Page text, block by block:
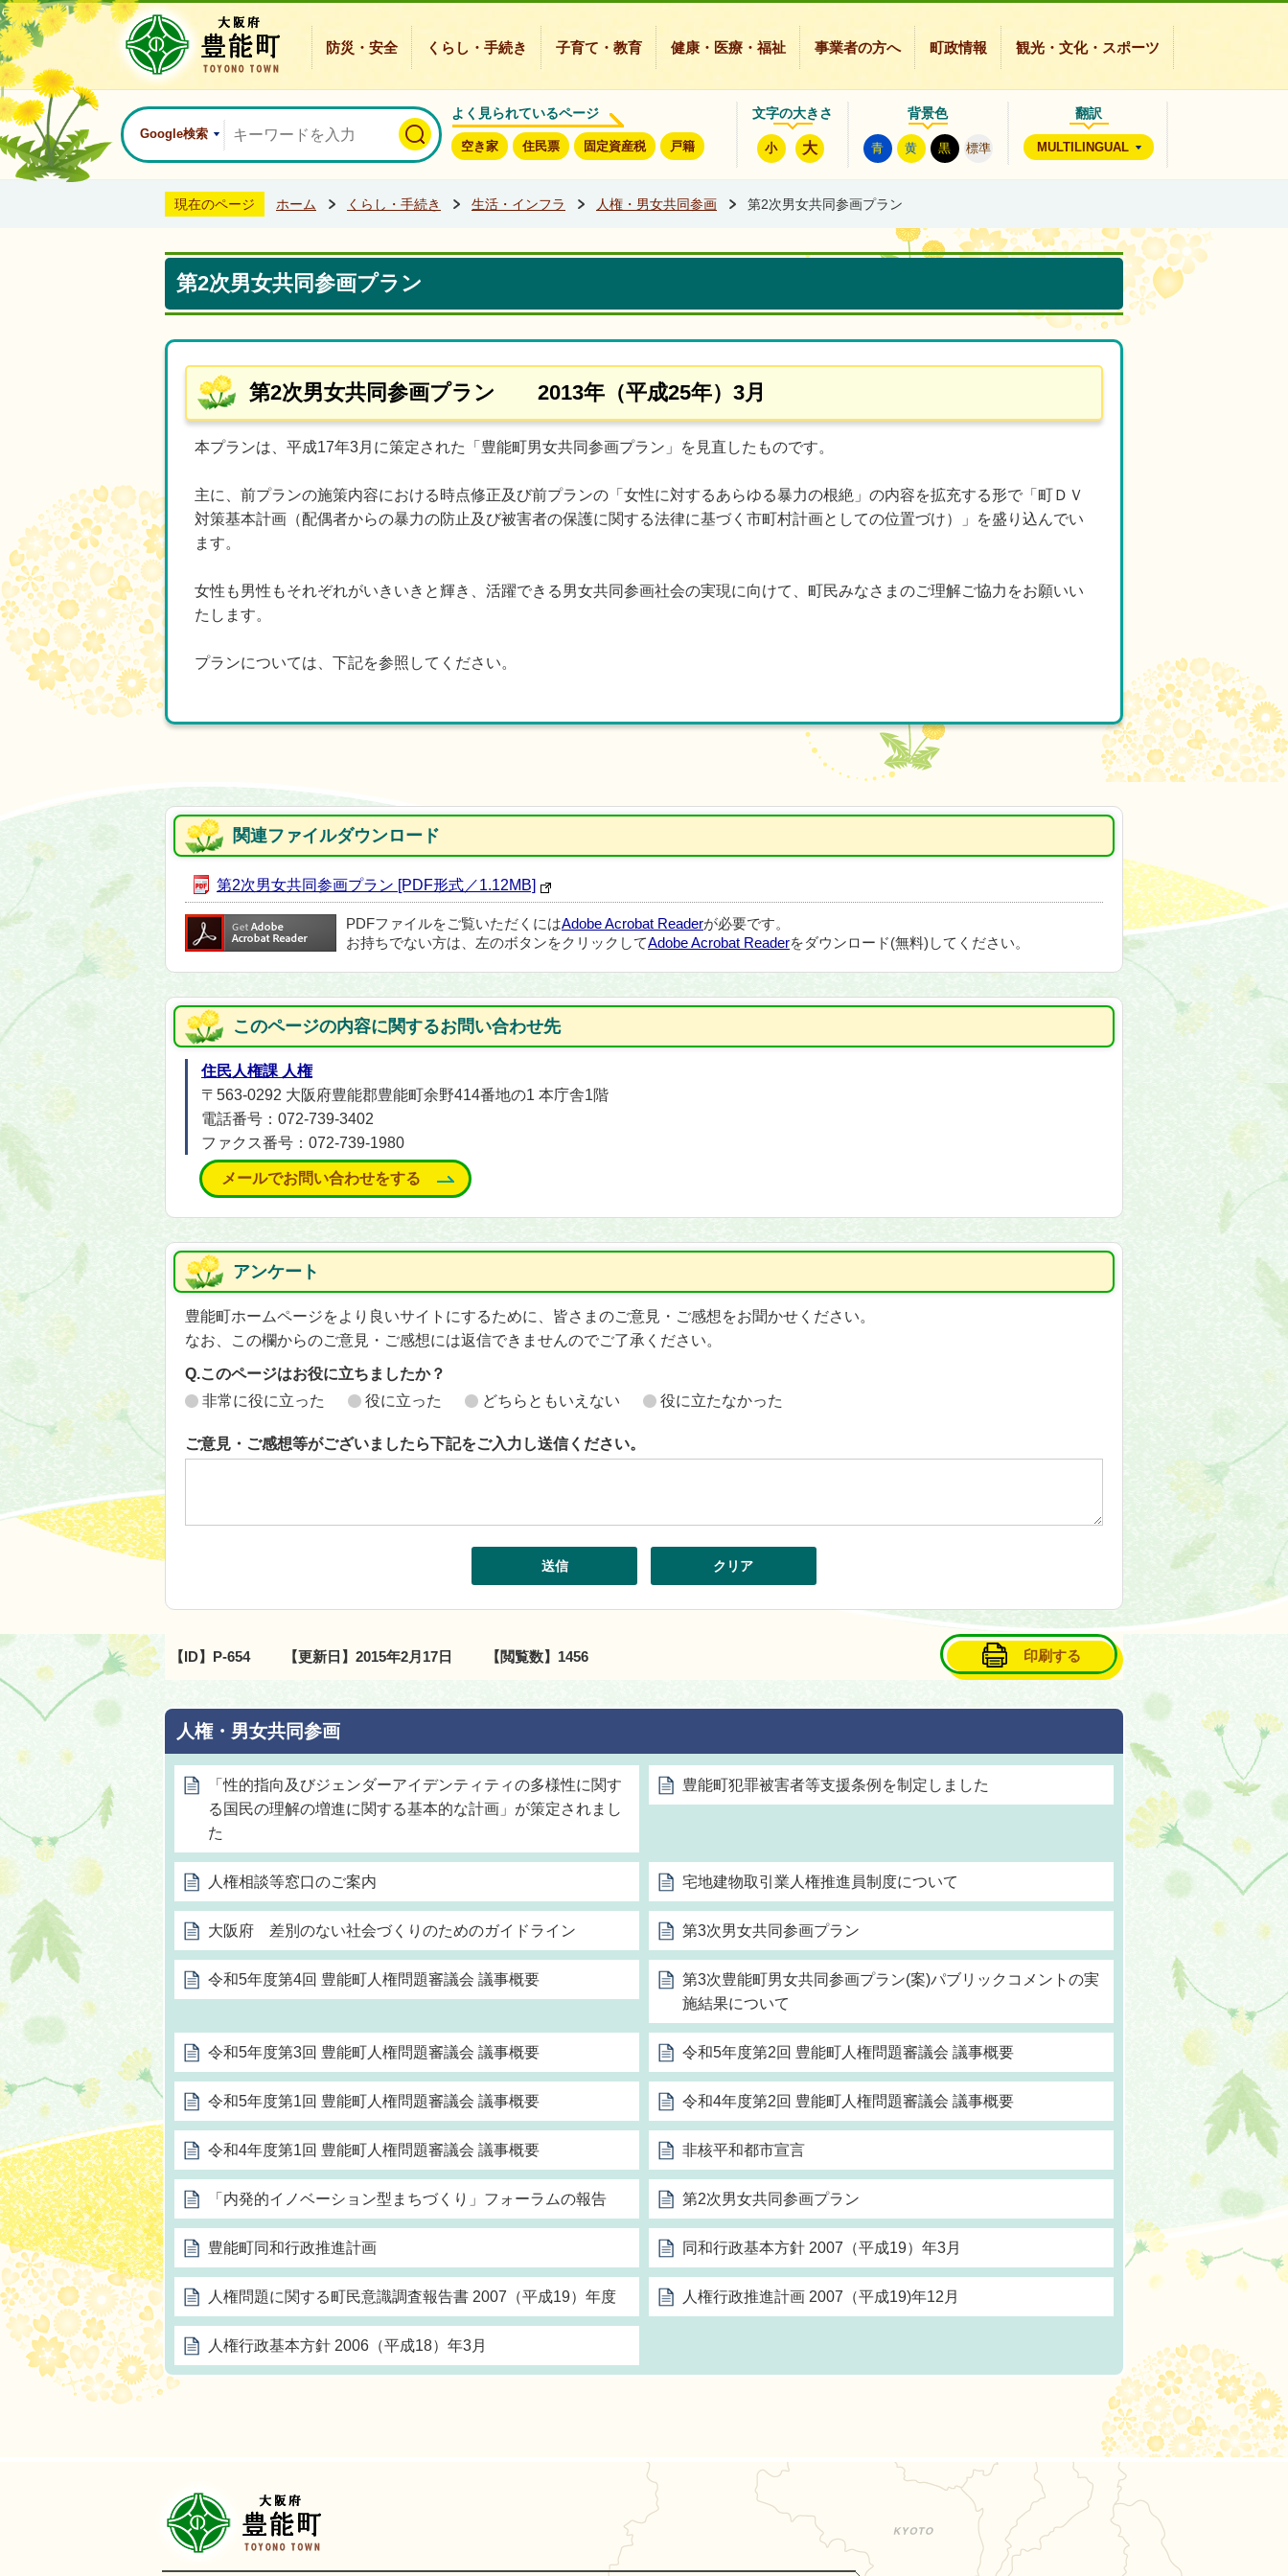
防災・安全 くらし・手続き 子育て・教育 健康・医療・福祉 事業者の方へ 町政情報 観光・文化・スポーツ
Google検索
よく見られているページ
空き家 住民票 固定資産税 戸籍
文字の大きさ
小 大
背景色
青 黄 黒 標準
翻訳
MULTILINGUAL
現在のページ ホーム くらし・手続き 生活・インフラ 人権・男女共同参画 第2次男女共同参画プラン
第2次男女共同参画プラン
第2次男女共同参画プラン 2013年（平成25年）3月
本プランは、平成17年3月に策定された「豊能町男女共同参画プラン」を見直したものです。
主に、前プランの施策内容における時点修正及び前プランの「女性に対するあらゆる暴力の根絶」の内容を拡充する形で「町ＤＶ
対策基本計画（配偶者からの暴力の防止及び被害者の保護に関する法律に基づく市町村計画としての位置づけ）」を盛り込んでい
ます。
女性も男性もそれぞれがいきいきと輝き、活躍できる男女共同参画社会の実現に向けて、町民みなさまのご理解ご協力をお願いい
たします。
プランについては、下記を参照してください。
関連ファイルダウンロード
第2次男女共同参画プラン [PDF形式／1.12MB]
PDFファイルをご覧いただくにはAdobe Acrobat Readerが必要です。
お持ちでない方は、左のボタンをクリックしてAdobe Acrobat Readerをダウンロード(無料)してください。
このページの内容に関するお問い合わせ先
住民人権課 人権
〒563-0292 大阪府豊能郡豊能町余野414番地の1 本庁舎1階
電話番号：072-739-3402
ファクス番号：072-739-1980
メールでお問い合わせをする
アンケート
豊能町ホームページをより良いサイトにするために、皆さまのご意見・ご感想をお聞かせください。
なお、この欄からのご意見・ご感想には返信できませんのでご了承ください。
Q.このページはお役に立ちましたか？
非常に役に立った
役に立った どちらともいえない 役に立たなかった
ご意見・ご感想等がございましたら下記をご入力し送信ください。
【ID】 P-654 【更新日】 2015年2月17日 【閲覧数】 1456 印刷する
人権・男女共同参画
「性的指向及びジェンダーアイデンティティの多様性に関す
る国民の理解の増進に関する基本的な計画」が策定されまし
た
豊能町犯罪被害者等支援条例を制定しました
人権相談等窓口のご案内 宅地建物取引業人権推進員制度について
大阪府 差別のない社会づくりのためのガイドライン 第3次男女共同参画プラン
令和5年度第4回 豊能町人権問題審議会 議事概要
第3次豊能町男女共同参画プラン(案)パブリックコメントの実
施結果について
令和5年度第3回 豊能町人権問題審議会 議事概要 令和5年度第2回 豊能町人権問題審議会 議事概要
令和5年度第1回 豊能町人権問題審議会 議事概要 令和4年度第2回 豊能町人権問題審議会 議事概要
令和4年度第1回 豊能町人権問題審議会 議事概要 非核平和都市宣言
「内発的イノベーション型まちづくり」フォーラムの報告 第2次男女共同参画プラン
豊能町同和行政推進計画 同和行政基本方針 2007（平成19）年3月
人権問題に関する町民意識調査報告書 2007（平成19）年度 人権行政推進計画 2007（平成19)年12月
人権行政基本方針 2006（平成18）年3月